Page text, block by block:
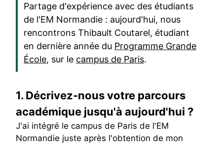
Partage d'expérience avec des étudiants
de l'EM Normandie : aujourd'hui, nous
rencontrons Thibault Coutarel, étudiant
en dernière année du Programme Grande
École, sur le campus de Paris.
1. Décrivez-nous votre parcours
académique jusqu'à aujourd'hui ?
J'ai intégré le campus de Paris de l'EM
Normandie juste après l'obtention de mon